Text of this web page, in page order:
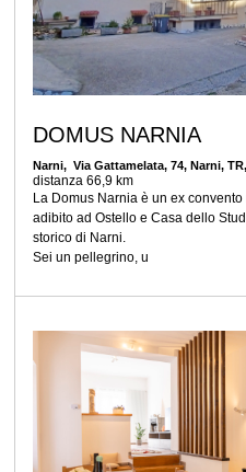
DOMUS NARNIA
Narni, Via Gattamelata, 74, Narni,
distanza 66,9 km
La Domus Narnia è un ex convento
adibito ad Ostello e Casa dello
storico di Narni.
Sei un pellegrino, u